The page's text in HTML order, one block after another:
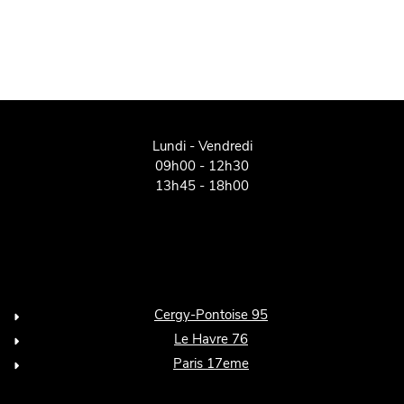
Lundi - Vendredi
09h00 - 12h30
13h45 - 18h00
Cergy-Pontoise 95
Le Havre 76
Paris 17eme